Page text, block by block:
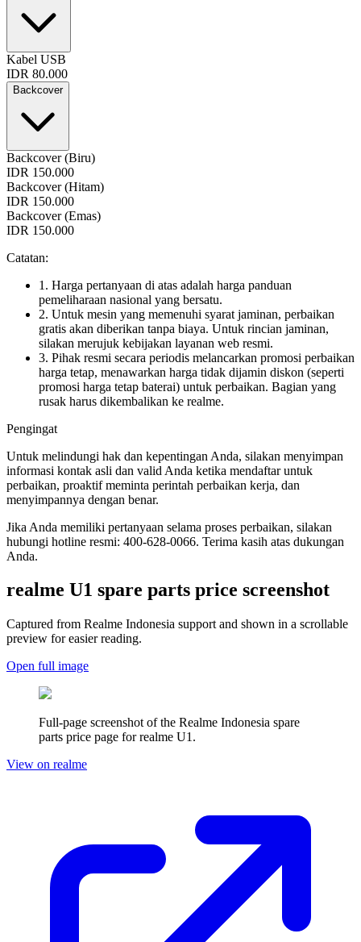
Kabel USB
IDR 80.000
Backcover
Backcover (Biru)
IDR 150.000
Backcover (Hitam)
IDR 150.000
Backcover (Emas)
IDR 150.000
Catatan:
1. Harga pertanyaan di atas adalah harga panduan
pemeliharaan nasional yang bersatu.
2. Untuk mesin yang memenuhi syarat jaminan, perbaikan
gratis akan diberikan tanpa biaya. Untuk rincian jaminan,
silakan merujuk kebijakan layanan web resmi.
3. Pihak resmi secara periodis melancarkan promosi perbaikan
harga tetap, menawarkan harga tidak dijamin diskon (seperti
promosi harga tetap baterai) untuk perbaikan. Bagian yang
rusak harus dikembalikan ke realme.
Pengingat
Untuk melindungi hak dan kepentingan Anda, silakan menyimpan
informasi kontak asli dan valid Anda ketika mendaftar untuk
perbaikan, proaktif meminta perintah perbaikan kerja, dan
menyimpannya dengan benar.
Jika Anda memiliki pertanyaan selama proses perbaikan, silakan
hubungi hotline resmi: 400-628-0066. Terima kasih atas dukungan
Anda.
realme U1 spare parts price screenshot
Captured from Realme Indonesia support and shown in a scrollable
preview for easier reading.
Open full image
Full-page screenshot of the Realme Indonesia spare
parts price page forrealme U1 .
View on realme